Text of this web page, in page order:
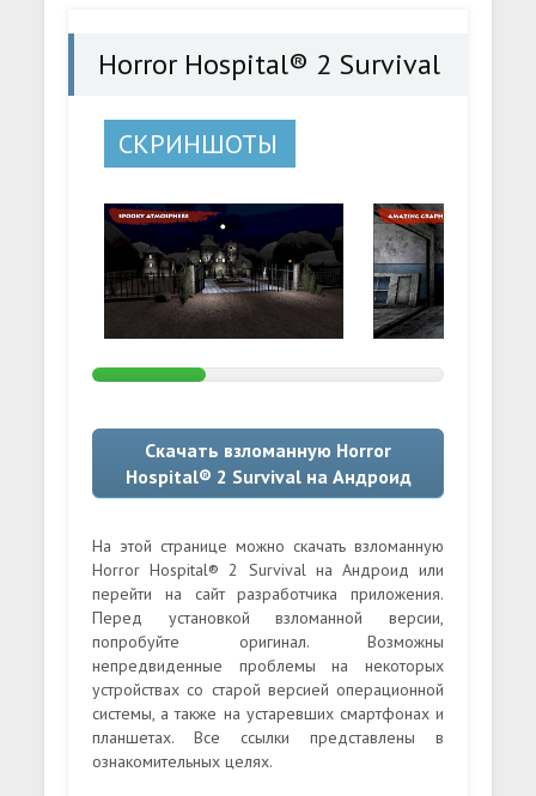
Horror Hospital® 2 Survival
СКРИНШОТЫ
Скачать взломанную Horror
Hospital® 2 Survival на Андроид
На этой странице можно скачать взломанную
Horror Hospital® 2 Survival на Андроид или
перейти на сайт разработчика приложения.
Перед установкой взломанной версии,
попробуйте оригинал. Возможны
непредвиденные проблемы на некоторых
устройствах со старой версией операционной
системы, а также на устаревших смартфонах и
планшетах. Все ссылки представлены в
ознакомительных целях.